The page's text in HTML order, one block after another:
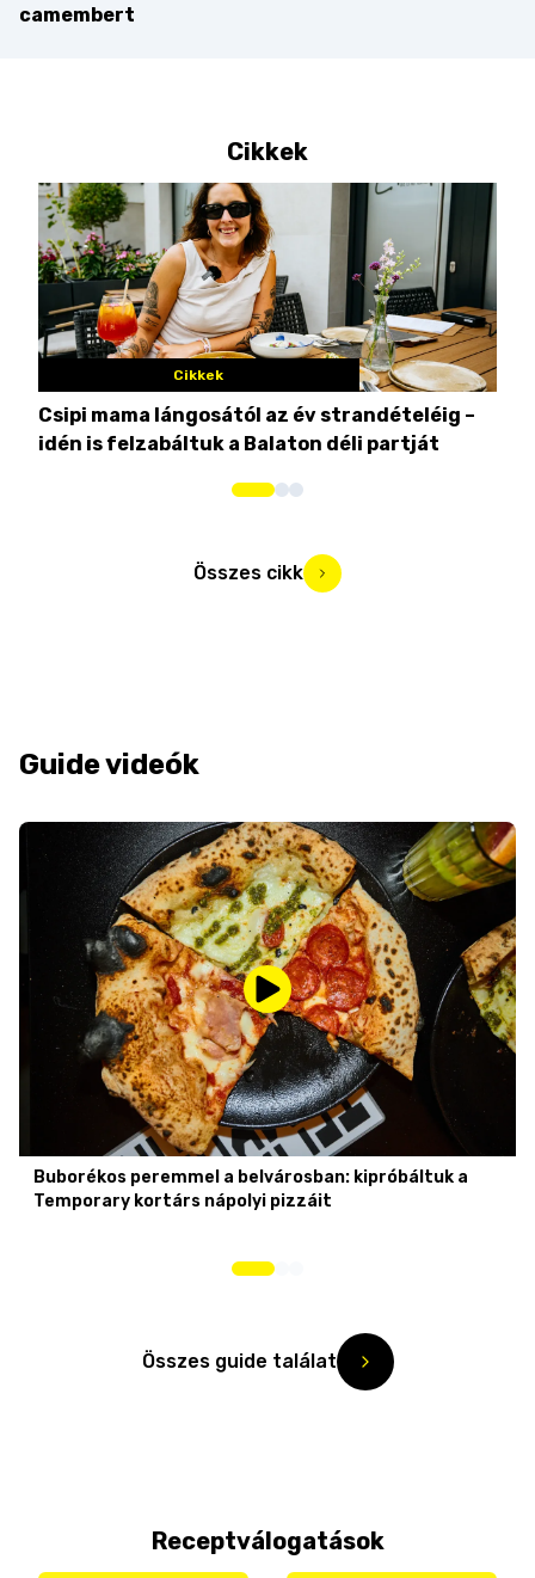
camembert
Cikkek
Cikkek
Csipi mama lángosától az év strandételéig –
idén is felzabáltuk a Balaton déli partját
Összes cikk
Guide videók
Buborékos peremmel a belvárosban: kipróbáltuk a
Temporary kortárs nápolyi pizzáit
Összes guide találat
Receptválogatások